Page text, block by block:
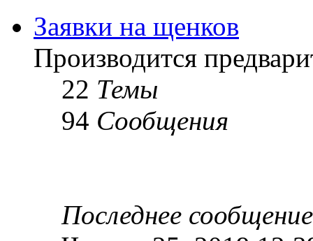
Заявки на щенков
Производится
22 Темы
94 Сообщения
Последнее сообщение